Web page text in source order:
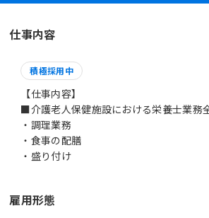
仕事内容
積極採用中
【仕事内容】
■介護老人保健施設における栄養士業務
・調理業務
・食事の配膳
・盛り付け
雇用形態